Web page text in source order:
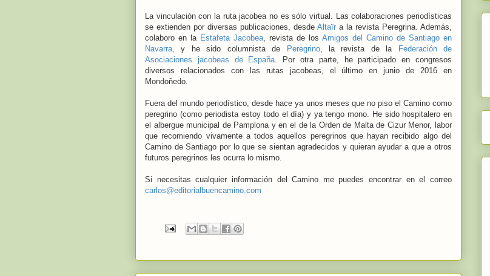
La vinculación con la ruta jacobea no es sólo virtual. Las colaboraciones periodísticas
se extienden por diversas publicaciones, desde Altaïr a la revista Peregrina. Además,
colaboro en la Estafeta Jacobea, revista de los Amigos del Camino de Santiago en
Navarra, y he sido columnista de Peregrino, la revista de la
Federación de
Asociaciones jacobeas de España. Por otra parte, he participado en congresos
diversos relacionados con las rutas jacobeas, el último en junio de 2016 en
Mondoñedo.
Fuera del mundo periodístico, desde hace ya unos meses que no piso el Camino como
peregrino (como periodista estoy todo el día) y ya tengo mono. He sido hospitalero en
el albergue municipal de Pamplona y en el de la Orden de Malta de Cizur Menor, labor
que recomiendo vivamente a todos aquellos peregrinos que hayan recibido algo del
Camino de Santiago por lo que se sientan agradecidos y quieran ayudar a que a otros
futuros peregrinos les ocurra lo mismo.
Si necesitas cualquier información del Camino me puedes encontrar en el correo
carlos@editorialbuencamino.com